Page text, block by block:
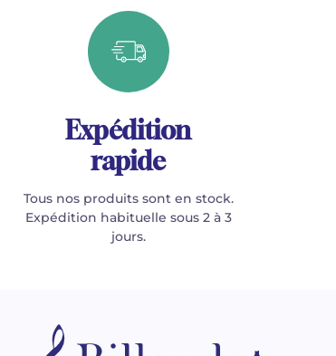
Expédition
rapide
Tous nos produits sont en stock.
Expédition habituelle sous 2 à 3
jours.